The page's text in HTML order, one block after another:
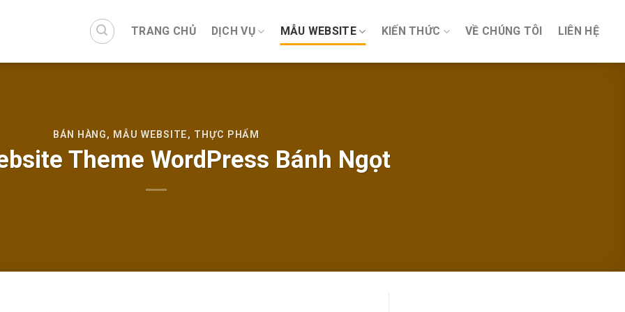
TRANG CHỦ DỊCH VỤ MẪU WEBSITE KIẾN THỨC VỀ CHÚNG TÔI LIÊN HỆ
BÁN HÀNG, MẪU WEBSITE, THỰC PHẨM
Theme WordPress Bánh Ngọt